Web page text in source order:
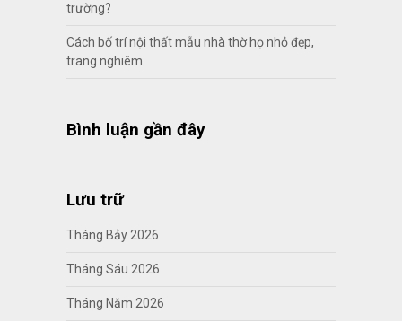
trường?
Cách bố trí nội thất mẫu nhà thờ họ nhỏ đẹp,
trang nghiêm
Bình luận gần đây
Lưu trữ
Tháng Bảy 2026
Tháng Sáu 2026
Tháng Năm 2026